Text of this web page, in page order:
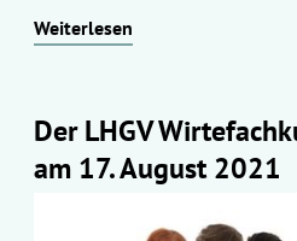
Weiterlesen
Der LHGV
am 17. August 2021